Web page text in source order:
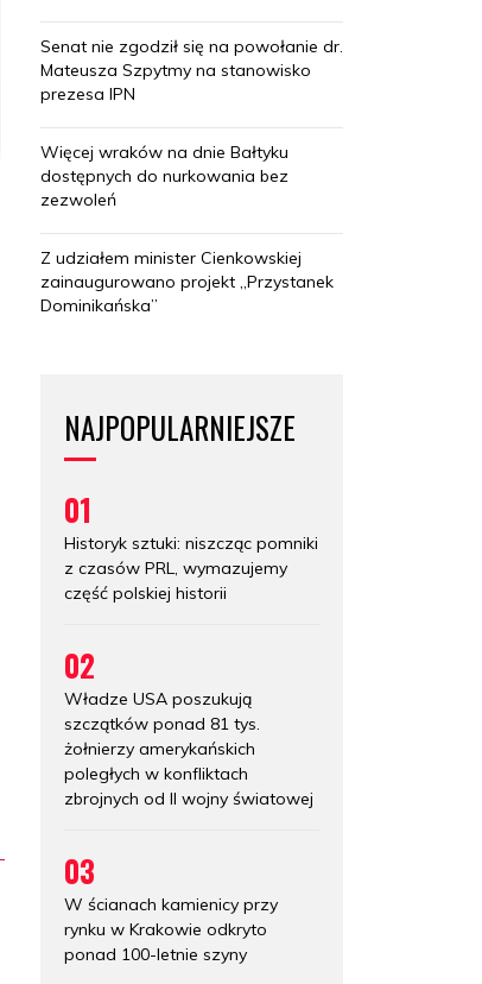
Senat nie zgodził się na powołanie dr.
Mateusza Szpytmy na stanowisko
prezesa IPN
Więcej wraków na dnie Bałtyku
dostępnych do nurkowania bez
zezwoleń
Z udziałem minister Cienkowskiej
zainaugurowano projekt „Przystanek
Dominikańska”
NAJPOPULARNIEJSZE
01
Historyk sztuki: niszcząc pomniki
z czasów PRL, wymazujemy
część polskiej historii
02
Władze USA poszukują
szczątków ponad 81 tys.
żołnierzy amerykańskich
poległych w konfliktach
zbrojnych od II wojny światowej
03
W ścianach kamienicy przy
rynku w Krakowie odkryto
ponad 100-letnie szyny